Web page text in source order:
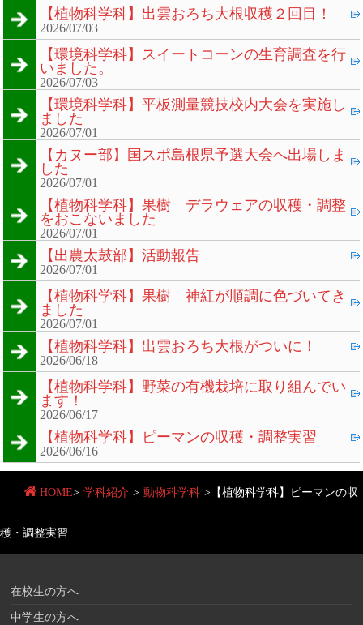
【植物科学科】出雲おろち大根収穫２回目！
2026/07/03
【環境科学科】スイートコーンの生育調査を行
いました。
2026/07/03
【環境科学科】平板測量競技校内大会を実施し
ました
2026/07/01
【カヌー部】国スポ島根県予選大会へ出場しま
した
2026/07/01
【植物科学科】果樹 デラウェアの収穫・調整
をおこないました
2026/07/01
【出農太鼓部】活動報告
2026/07/01
【植物科学科】果樹 神紅が順調に色づいてき
ました
2026/07/01
【植物科学科】出雲おろち大根がついに！
2026/06/18
【植物科学科】野菜の有機栽培に取り組んでい
ます！
2026/06/17
【植物科学科】ピーマンの収穫・調整実習
2026/06/16
HOME> 学科紹介 > 動物科学科 > 【植物科学科】ピーマンの収
穫・調整実習
在校生の方へ
中学生の方へ